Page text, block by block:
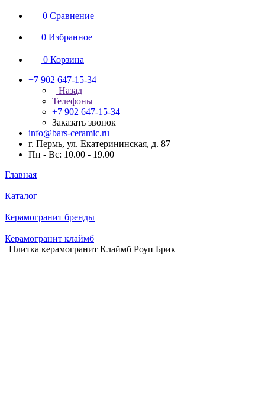
0 Сравнение
0 Избранное
0 Корзина
+7 902 647-15-34
Назад
Телефоны
+7 902 647-15-34
Заказать звонок
info@bars-ceramic.ru
г. Пермь, ул. Екатерининская, д. 87
Пн - Вс: 10.00 - 19.00
Главная
Каталог
Керамогранит бренды
Керамогранит клаймб
Плитка керамогранит Клаймб Роуп Брик